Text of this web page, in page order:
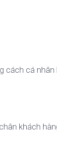
cá
khách